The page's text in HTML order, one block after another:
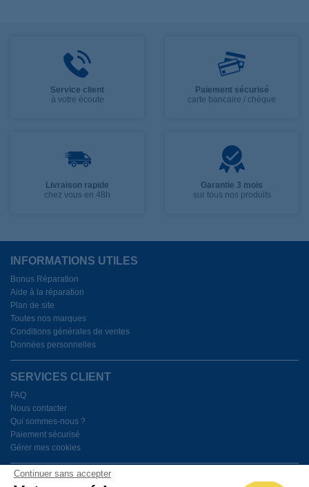
Continuer sans accepter
Service client
à votre écoute
Paiement sécurisé
carte bancaire / chèque
Livraison rapide
chez vous en 48h
Garantie 3 mois
sur tous nos produits
INFORMATIONS UTILES
Bonus Réparation
Aide à la réparation
Plan de site
Toutes nos marques
Conditions générales de ventes
Données personnelles
SERVICES CLIENT
FAQ
Nous contacter
Qui sommes-nous ?
Paiement sécurisé
Gérer mes cookies
BESOIN D'AIDE ?